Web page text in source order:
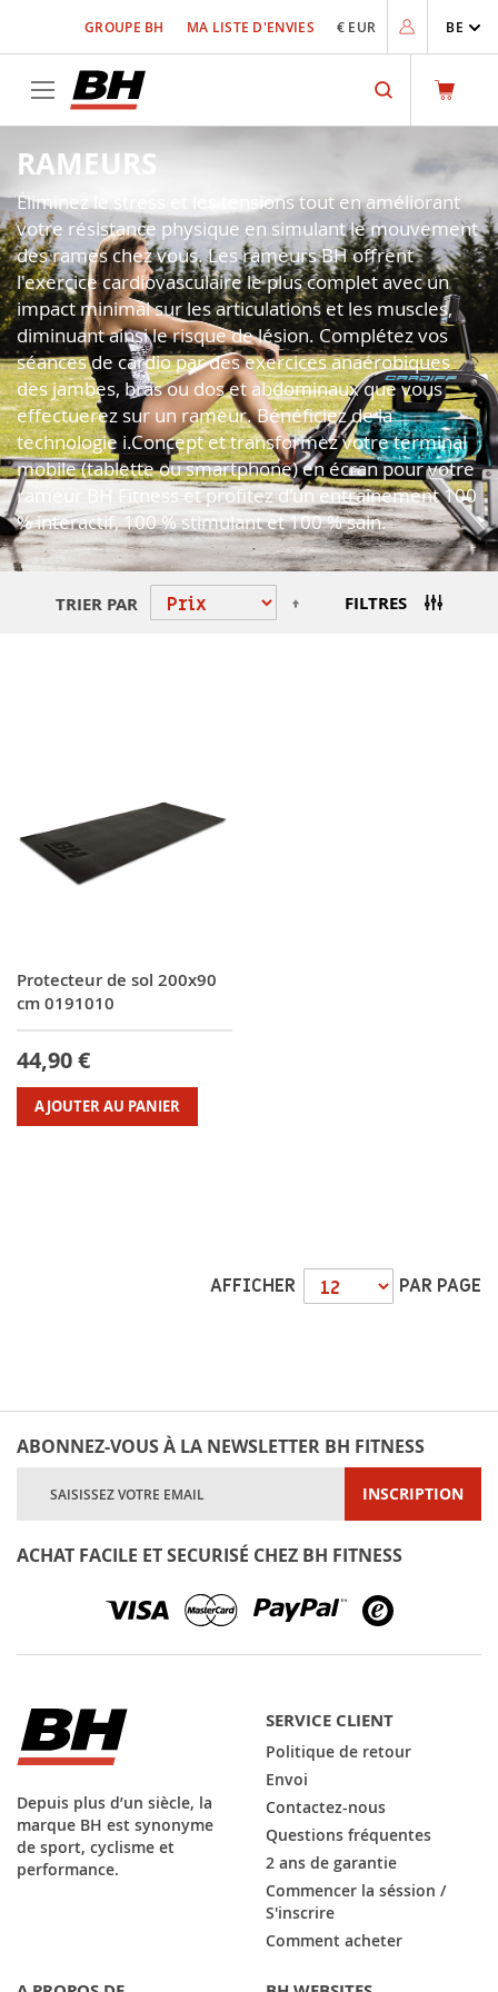
contenu
GROUPE BH MA LISTE D'ENVIES € EUR BE
Rechercher
RAMEURS
Éliminez le stress et les tensions tout en améliorant
votre résistance physique en simulant le mouvement
des rames chez vous. Les rameurs BH offrent
l'exercice cardiovasculaire le plus complet avec un
impact minimal sur les articulations et les muscles,
diminuant ainsi le risque de lésion. Complétez vos
séances de cardio par des exercices anaérobiques
des jambes, bras ou dos et abdominaux que vous
effectuerez sur un rameur. Bénéficiez de la
technologie i.Concept et transformez votre terminal
mobile (tablette ou smartphone) en écran pour votre
rameur BH Fitness et profitez d'un entraînement 100
% interactif, 100 % stimulant et 100 % sain.
TRIER PAR FILTRES
Protecteur de sol 200x90
cm 0191010
44,90 €
AJOUTER AU PANIER
AFFICHER PAR PAGE
ABONNEZ-VOUS À LA NEWSLETTER BH FITNESS
lettre
d’information
INSCRIPTION
ACHAT FACILE ET SECURISÉ CHEZ BH FITNESS
Depuis plus d’un siècle, la
marque BH est synonyme
de sport, cyclisme et
performance.
SERVICE CLIENT
Politique de retour
Envoi
Contactez-nous
Questions fréquentes
2 ans de garantie
Commencer la séssion /
S'inscrire
Comment acheter